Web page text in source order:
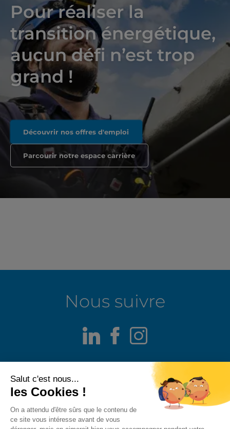
Pour réaliser la
transition énergétique,
aucun défi n’est trop
grand !
Découvrir nos offres d'emploi
Parcourir notre espace carrière
Nous suivre
LinkedIn
Facebook
Instagram